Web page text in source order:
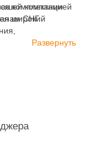
комплектацией
широкий
компании
СНГ.
Развернуть